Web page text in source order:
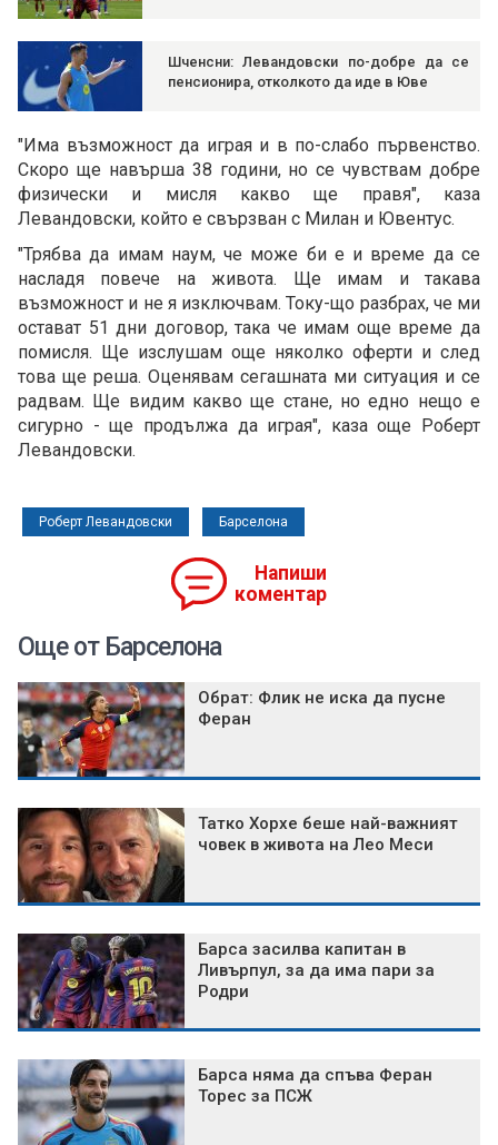
Шченсни: Левандовски по-добре да се
пенсионира, отколкото да иде в Юве
"Има възможност да играя и в по-слабо първенство.
Скоро ще навърша 38 години, но се чувствам добре
физически и мисля какво ще правя", каза
Левандовски, който е свързван с Милан и Ювентус.
"Трябва да имам наум, че може би е и време да се
насладя повече на живота. Ще имам и такава
възможност и не я изключвам. Току-що разбрах, че ми
остават 51 дни договор, така че имам още време да
помисля. Ще изслушам още няколко оферти и след
това ще реша. Оценявам сегашната ми ситуация и се
радвам. Ще видим какво ще стане, но едно нещо е
сигурно - ще продължа да играя", каза още Роберт
Левандовски.
Роберт Левандовски Барселона
Напиши
коментар
Още от Барселона
Обрат: Флик не иска да пусне
Феран
Татко Хорхе беше най-важният
човек в живота на Лео Меси
Барса засилва капитан в
Ливърпул, за да има пари за
Родри
Барса няма да спъва Феран
Торес за ПСЖ